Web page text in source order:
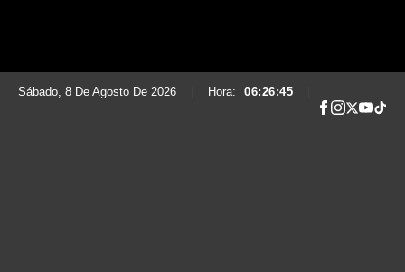
Sábado, 8 De Agosto De 2026 Hora: 06:26:45